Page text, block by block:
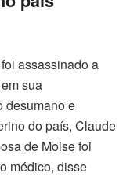
assassinado a
sua
desumano e
do país, Claude
de Moise foi
médico, disse